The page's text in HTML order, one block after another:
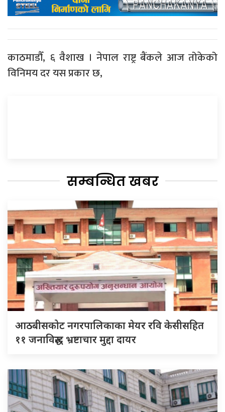
काठमाडौँ, ६ वैशाख । नेपाल राष्ट्र बैंकले आज तोकेको
विनिमय दर यस प्रकार छ,
सम्बन्धित खबर
आठबीसकोट नगरपालिकाका मेयर रवि केसीसहित
११ जनाविरुद्ध भ्रष्टाचार मुद्दा दायर